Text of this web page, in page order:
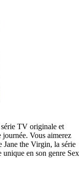
série TV originale et
journée. Vous aimerez
the Virgin, la série
unique en son genre Sex